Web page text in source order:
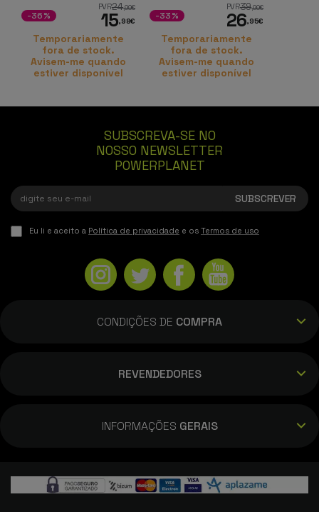
PVR24,99€
15,98€
-36%
Temporariamente
fora de stock.
Avisem-me quando
estiver disponível
PVR39,99€
26,95€
-33%
Temporariamente
fora de stock.
Avisem-me quando
estiver disponível
SUBSCREVA-SE NO
NOSSO NEWSLETTER
POWERPLANET
Eu li e aceito a Política de privacidade e os Termos de uso
CONDIÇÕES DE COMPRA
REVENDEDORES
INFORMAÇÕES GERAIS